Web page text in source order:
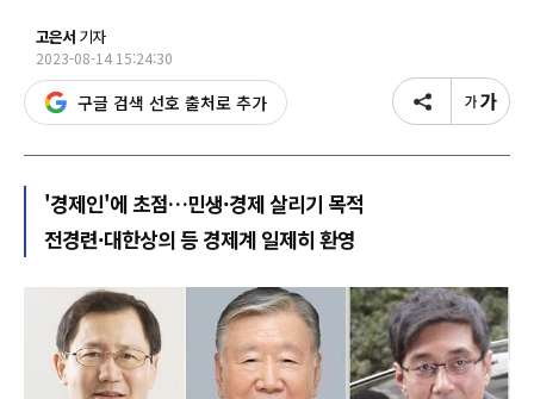
고은서 기자
2023-08-14 15:24:30
구글 검색 선호 출처로 추가
'경제인'에 초점…민생·경제 살리기 목적
전경련·대한상의 등 경제계 일제히 환영